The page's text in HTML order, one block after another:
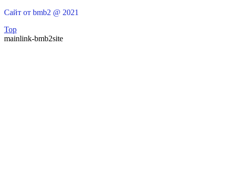
Сайт от bmb2 @ 2021
Top
mainlink-bmb2site